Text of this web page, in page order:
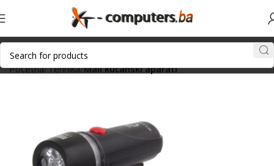
Početna Tehnika Mali kućanski aparati